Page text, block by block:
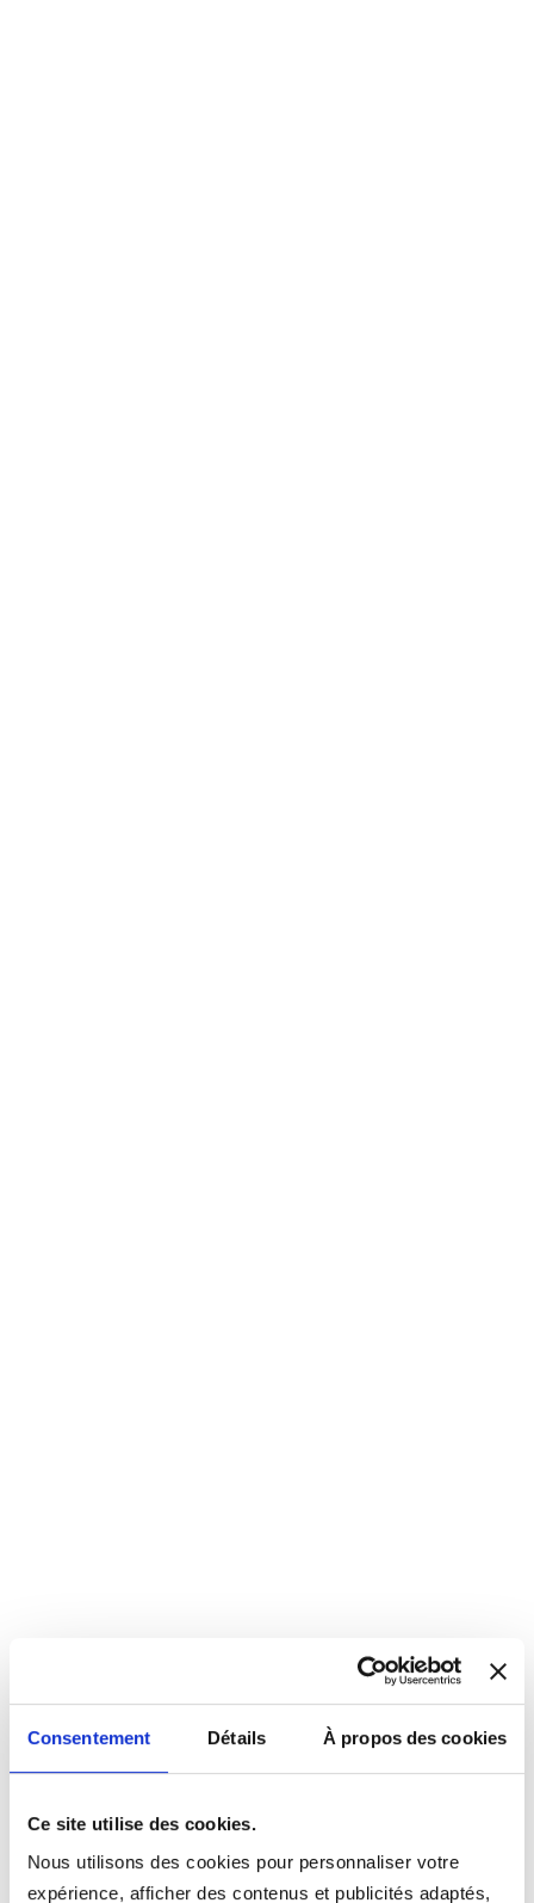
Consentement Détails À propos des cookies
Ce site utilise des cookies.
Nous utilisons des cookies pour personnaliser votre
expérience, afficher des contenus et publicités adaptés,